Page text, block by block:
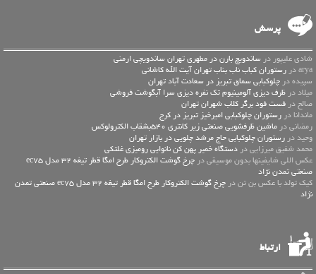
پرسش
شادی علیپور در ساندویچ بارن در مطهری تهران ساندویچی ارمنی
arya در
رستوران کباب ناب بناب تهران آیت الله کاشانی
سپیده در چلوکبابی سماق تبریز در سعادت آباد تهران
میلاد در ظرف دیزی آلومینیوم تک نفره دیزی سرا آبگوشت فروشی
صالح در فست فود برگر کلاب شهران تهران
ماندانا در رستوران چلوکبابی امیرخیز تبریز در کرج
رمضانی در ماشین ظرفشویی صنعتی زیر کانتری 540بشقاب الکترولوکس
وحید در رستوران چلوکبابی حاج مرشد چلویی در بازار تهران
محمد شفیق میرزایی در دستگاه خمیر پهن کن نانوایی رومیزی غلتکی
عكس اللي شايفينها بدون موسيقى در
چرخ گوشت الکتروکار طرح امگا قطر تیغه 32 مدل ec75
صنعتی تمدن نژاد
کیک تولد با عکس بن تن در
چرخ گوشت الکتروکار طرح امگا قطر تیغه 32 مدل ec75 صنعتی تمدن
نژاد
ارتباط